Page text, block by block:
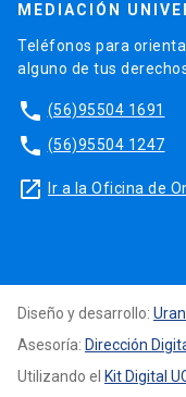
MEDIACIÓN
Teléfonos para
alguno de tus
phone (56)95504 1691
phone (56)95504 1247
launch Ir a la Oficina de
Diseño y desarrollo:
Asesoría: Dirección
Utilizando el Kit Digital